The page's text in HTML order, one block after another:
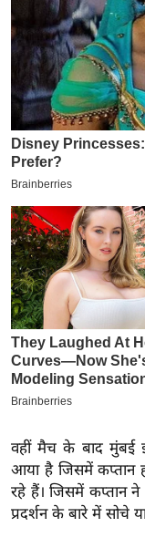
ट
P
L
2
0
2
6
क्रा
इ
म
ई
-
पे
प
र
मि
सा
ल
वहीं मैच के बाद मुंबई
आया है जिसमें कप्तान
रहे हैं। जिसमें कप्तान
प्रदर्शन के बारे में सोचे